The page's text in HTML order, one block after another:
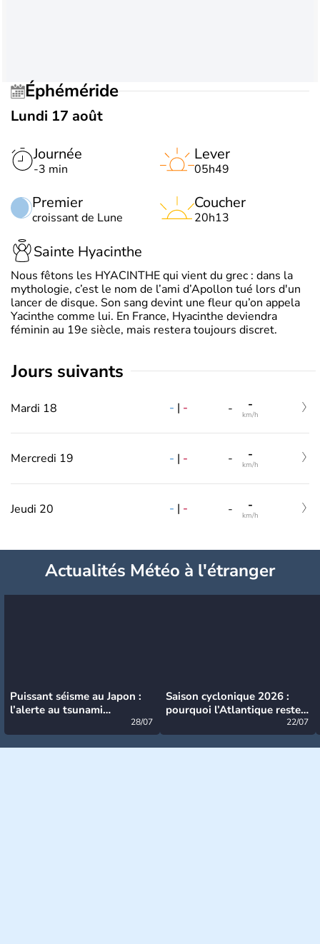
Éphéméride
Lundi 17 août
Journée
-3 min
Premier
croissant de Lune
Lever
05h49
Coucher
20h13
Sainte Hyacinthe
Nous fêtons les HYACINTHE qui vient du grec : dans la
mythologie, c’est le nom de l’ami d’Apollon tué lors d'un
lancer de disque. Son sang devint une fleur qu’on appela
Yacinthe comme lui. En France, Hyacinthe deviendra
féminin au 19e siècle, mais restera toujours discret.
jours suivants
Mardi 18 - | - - -
km/h
Mercredi 19 - | - - -
km/h
Jeudi 20 - | - - -
km/h
Actualités Météo à l'étranger
Puissant séisme au Japon :
l’alerte au tsunami
28/07
Saison cyclonique 2026 :
pourquoi l’Atlantique reste
22/07